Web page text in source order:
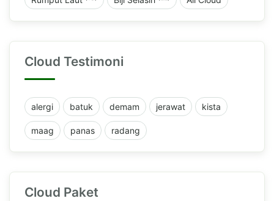
Cloud Testimoni
alergi batuk demam jerawat kista
maag panas radang
Cloud Paket